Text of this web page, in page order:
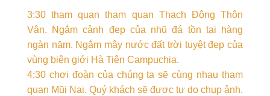
3:30 tham quan tham quan Thạch Động Thôn
Vân. Ngắm cảnh đẹp của nhũ đá tồn tại hàng
ngàn năm. Ngắm mây nước đất trời tuyệt đẹp của
vùng biên giới Hà Tiên Campuchia.
4:30 chơi đoàn của chúng ta sẽ cùng nhau tham
quan Mũi Nai. Quý khách sẽ được tự do chụp ảnh.